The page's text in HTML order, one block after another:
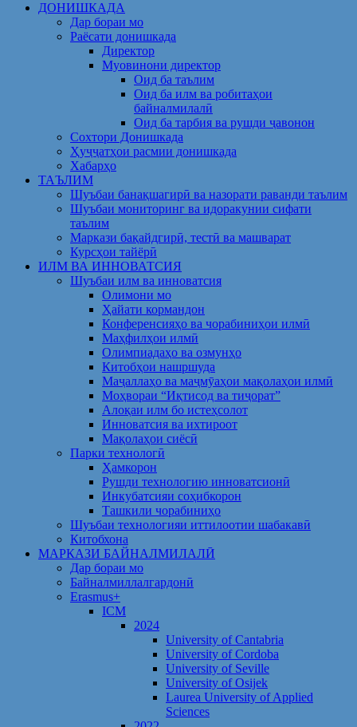
ДОНИШКАДА
Дар бораи мо
Раёсати донишкада
Директор
Муовинони директор
Оид ба таълим
Оид ба илм ва робитаҳои
байналмилалӣ
Оид ба тарбия ва рушди ҷавонон
Сохтори Донишкада
Ҳуҷҷатҳои расмии донишкада
Хабарҳо
ТАЪЛИМ
Шуъбаи банақшагирӣ ва назорати раванди таълим
Шуъбаи мониторинг ва идоракунии сифати
таълим
Маркази бақайдгирӣ, тестӣ ва машварат
Курсҳои тайёрӣ
ИЛМ ВА ИННОВАТСИЯ
Шуъбаи илм ва инноватсия
Олимони мо
Ҳайати кормандон
Конференсияҳо ва чорабиниҳои илмӣ
Маҳфилҳои илмӣ
Олимпиадаҳо ва озмунҳо
Китобҳои нашршуда
Маҷаллаҳо ва маҷмӯаҳои мақолаҳои илмӣ
Моҳвораи “Иқтисод ва тиҷорат”
Алоқаи илм бо истеҳсолот
Инноватсия ва ихтироот
Мақолаҳои сиёсӣ
Парки технологӣ
Ҳамкорон
Рушди технологию инноватсионӣ
Инкубатсияи соҳибкорон
Ташкили чорабиниҳо
Шуъбаи технологияи иттилоотии шабакавӣ
Китобхона
МАРКАЗИ БАЙНАЛМИЛАЛӢ
Дар бораи мо
Байналмиллалгардонӣ
Erasmus+
ICM
2024
University of Cantabria
University of Cordoba
University of Seville
University of Osijek
Laurea University of Applied
Sciences